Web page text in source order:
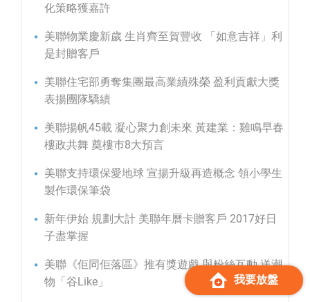
化策略獲嘉許
美聯物業慶新歲 生肖齊至賀豐收 「如意吉祥」利
是封贈客戶
美聯住宅部勇奪集團最高業績殊榮 盈利貢獻大獎
表揚團隊驕績
美聯揚帆45載 凝心聚力創未來 黃建業：雞鳴早春
樓政共舞 奠樓巿8大預言
美聯支持環保愛地球 宣揚升級再造概念 領小學生
製作環保筆袋
新年伊始 規劃大計 美聯年曆卡贈客戶 2017好日
子盡掌握
美聯《佢同佢落區》推有獎遊戲 與粉絲互動 送潮
物「谷Like」
我要放盤